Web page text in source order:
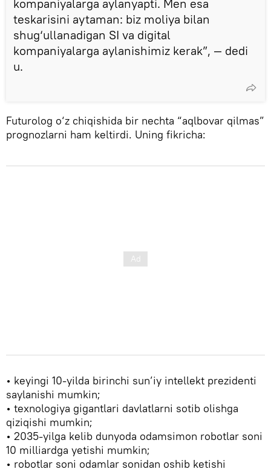
kompaniyalarga aylanyapti. Men esa
teskarisini aytaman: biz moliya bilan
shug‘ullanadigan SI va digital
kompaniyalarga aylanishimiz kerak”, — dedi
u.
Futurolog o‘z chiqishida bir nechta “aqlbovar qilmas”
prognozlarni ham keltirdi. Uning fikricha:
• keyingi 10-yilda birinchi sun’iy intellekt prezidenti
saylanishi mumkin;
• texnologiya gigantlari davlatlarni sotib olishga
qiziqishi mumkin;
• 2035-yilga kelib dunyoda odamsimon robotlar soni
10 milliardga yetishi mumkin;
• robotlar soni odamlar sonidan oshib ketishi